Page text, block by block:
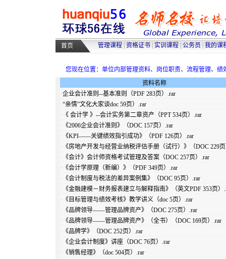
高级人力资源管理师培训 |高级物
采购师培训 |物流师培训 人力资
首页 管理课程 资格证书 实训课程 公务员 我的课
您现在位置：单位内部管理资料、岗位职责、流程管理、绩
资料名称
·企业会计准则--基本准则（PDF 283页）.rar
·“亲情”文化大家谈doc 59页）.rar
· 《 会计学 》--会计实务第二章资产（PPT 534页）.rar
· 《2006企业会计准则》（DOC 157页）.rar
· 《KPI——关键绩效指引成功》（PDF 126页）.rar
· 《房地产开发与经营业纳税评估手册（试行）》（DOC 229
· 《会计》会计师资格考试管理及答案（DOC 257页）.rar
· 《会计学原理（新编）》（PDF 349页）.rar
· 《会计制度与税法的差异案例集》（DOC 95页）.rar
· 《金融建模－财务报表建立与解释指南》（英文PDF 353页）
· 《目标管理与绩效考核》教学讲义（doc 5页）.rar
· 《品牌领导——管理品牌资产》（DOC 275页）.rar
· 《品牌领导——管理品牌资产》（全书）（DOC 169页）.rar
· 《品牌学》（DOC 252页）.rar
· 《企业会计制度》讲座（DOC 76页）.rar
· 《销售经理》（doc 504页）.rar